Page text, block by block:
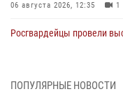
06 августа 2026, 12:35 1
Росгвардейцы провели
ПОПУЛЯРНЫЕ НОВОСТИ